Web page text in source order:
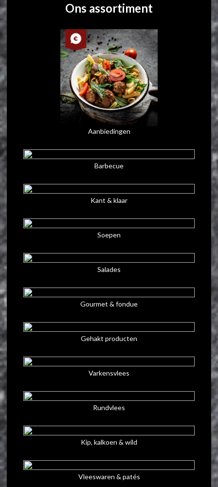
Ons assortiment
Aanbiedingen
Barbecue
Kant & klaar
Soepen
Salades
Gourmet & fondue
Gehakt producten
Varkensvlees
Rundvlees
Kip, kalkoen & wild
Vleeswaren & patés